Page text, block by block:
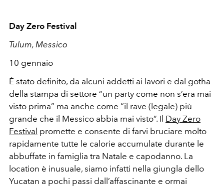
Day Zero Festival
Tulum, Messico
10 gennaio
È stato definito, da alcuni addetti ai lavori e dal gotha
della stampa di settore “un party come non s’era mai
visto prima” ma anche come “il rave (legale) più
grande che il Messico abbia mai visto”. Il Day Zero
Festival promette e consente di farvi bruciare molto
rapidamente tutte le calorie accumulate durante le
abbuffate in famiglia tra Natale e capodanno. La
location è inusuale, siamo infatti nella giungla dello
Yucatan a pochi passi dall’affascinante e ormai